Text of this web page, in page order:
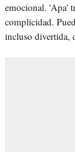
emocional. 'Apa'
complicidad.
incluso divertida,